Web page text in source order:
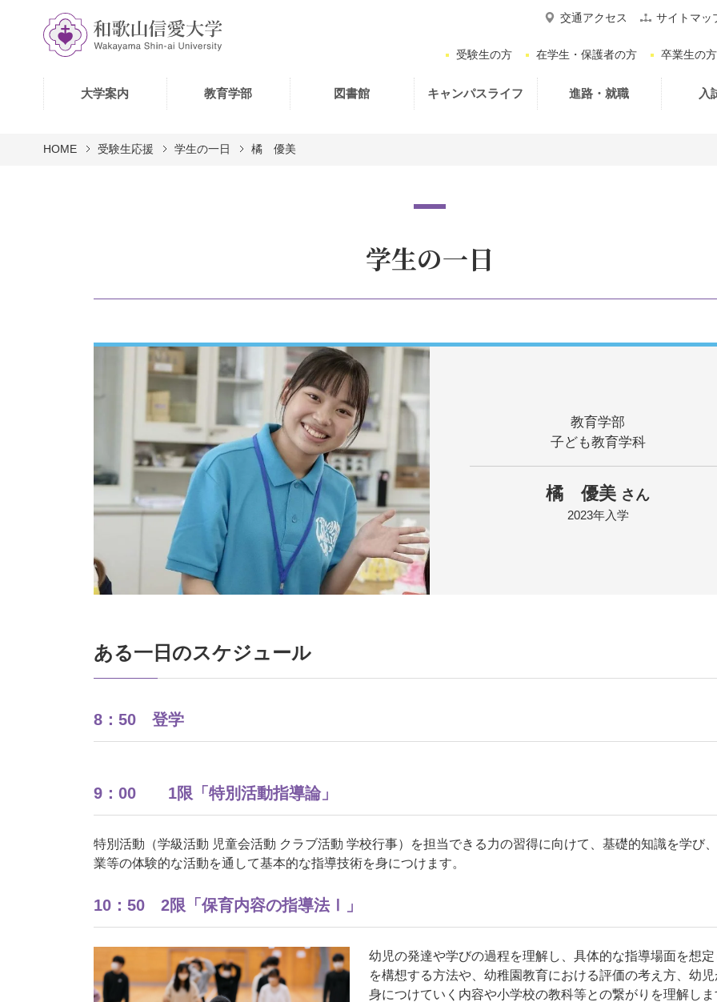
交通アクセス サイトマッ
受験生の方 在学生・保護者の方 卒業生の方
大学案内 教育学部 図書館 キャンパスライフ 進路・就職 入
HOME 受験生応援 学生の一日 橘 優美
学生の一日
教育学部
子ども教育学科
橘 優美 さん
2023年入学
ある一日のスケジュール
8：50 登学
9：00 1限「特別活動指導論」
特別活動（学級活動 児童会活動 クラブ活動 学校行事）を担当できる力の習得に向けて、基礎的知識を学び
業等の体験的な活動を通して基本的な指導技術を身につけます。
10：50 2限「保育内容の指導法Ⅰ」
幼児の発達や学びの過程を理解し、具体的な指導場面を想
を構想する方法や、幼稚園教育における評価の考え方、幼児
身につけていく内容や小学校の教科等との繋がりを理解しま